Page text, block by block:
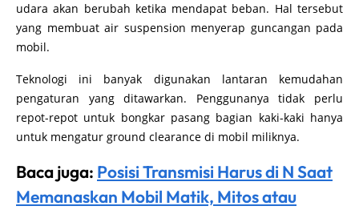
udara akan berubah ketika mendapat beban. Hal tersebut
yang membuat air suspension menyerap guncangan pada
mobil.
Teknologi ini banyak digunakan lantaran kemudahan
pengaturan yang ditawarkan. Penggunanya tidak perlu
repot-repot untuk bongkar pasang bagian kaki-kaki hanya
untuk mengatur ground clearance di mobil miliknya.
Baca juga: Posisi Transmisi Harus di N Saat
Memanaskan Mobil Matik, Mitos atau